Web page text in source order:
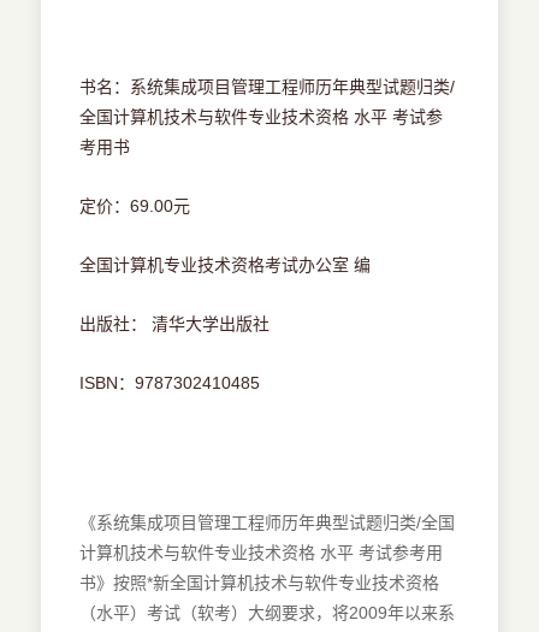
书名：系统集成项目管理工程师历年典型试题归类/
全国计算机技术与软件专业技术资格 水平 考试参
考用书
定价：69.00元
全国计算机专业技术资格考试办公室 编
出版社： 清华大学出版社
ISBN：9787302410485
《系统集成项目管理工程师历年典型试题归类/全国
计算机技术与软件专业技术资格 水平 考试参考用
书》按照*新全国计算机技术与软件专业技术资格
（水平）考试（软考）大纲要求，将2009年以来系